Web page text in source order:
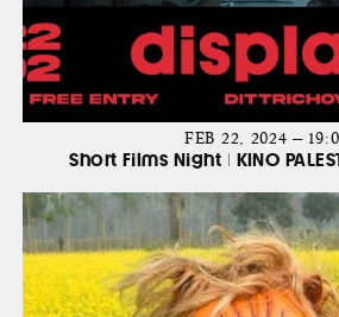
FEB 22, 2024 —
Short Films Night | KINO